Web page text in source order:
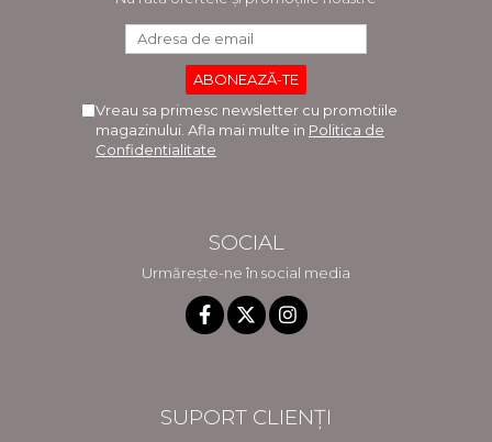
Vreau sa primesc newsletter cu promotiile
magazinului. Afla mai multe in Politica de
Confidentialitate
SOCIAL
Urmărește-ne în social media
SUPORT CLIENȚI